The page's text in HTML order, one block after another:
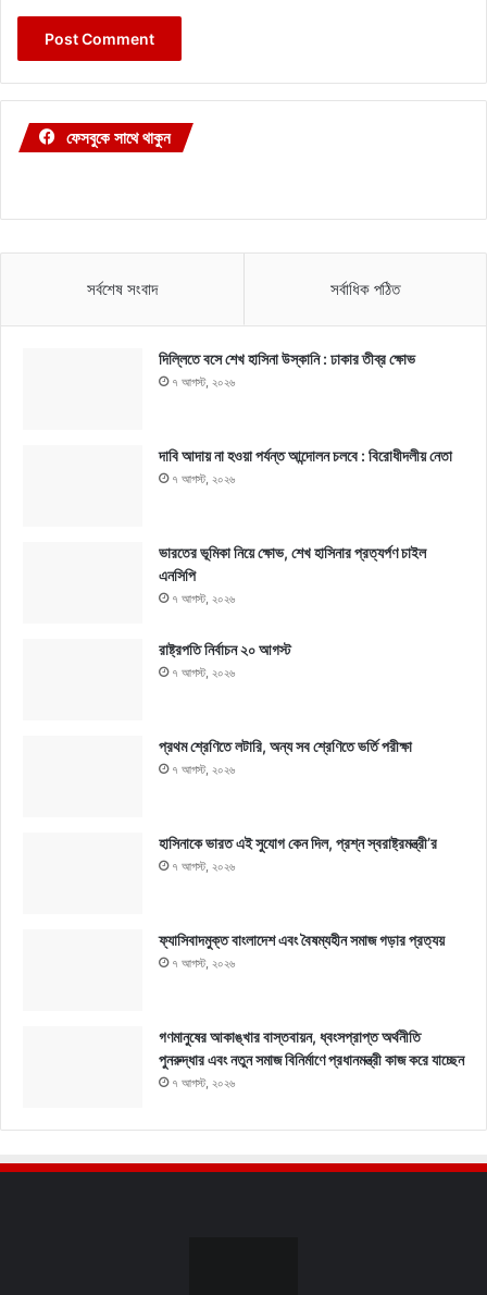
ফেসবুকে সাথে থাকুন
সর্বশেষ সংবাদ সর্বাধিক পঠিত
দিল্লিতে বসে শেখ হাসিনা উস্কানি : ঢাকার তীব্র ক্ষোভ
৭ আগস্ট, ২০২৬
দাবি আদায় না হওয়া পর্যন্ত আন্দোলন চলবে : বিরোধীদলীয় নেতা
৭ আগস্ট, ২০২৬
ভারতের ভূমিকা নিয়ে ক্ষোভ, শেখ হাসিনার প্রত্যর্পণ চাইল
এনসিপি
৭ আগস্ট, ২০২৬
রাষ্ট্রপতি নির্বাচন ২০ আগস্ট
৭ আগস্ট, ২০২৬
প্রথম শ্রেণিতে লটারি, অন্য সব শ্রেণিতে ভর্তি পরীক্ষা
৭ আগস্ট, ২০২৬
হাসিনাকে ভারত এই সুযোগ কেন দিল, প্রশ্ন স্বরাষ্ট্রমন্ত্রী’র
৭ আগস্ট, ২০২৬
ফ্যাসিবাদমুক্ত বাংলাদেশ এবং বৈষম্যহীন সমাজ গড়ার প্রত্যয়
৭ আগস্ট, ২০২৬
গণমানুষের আকাঙ্খার বাস্তবায়ন, ধ্বংসপ্রাপ্ত অর্থনীতি
পুনরুদ্ধার এবং নতুন সমাজ বিনির্মাণে প্রধানমন্ত্রী কাজ করে যাচ্ছেন
৭ আগস্ট, ২০২৬